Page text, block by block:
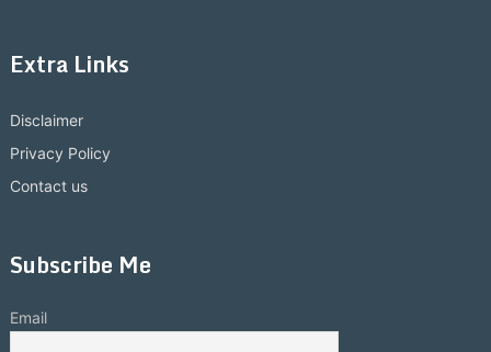
Extra Links
Disclaimer
Privacy Policy
Contact us
Subscribe Me
Email